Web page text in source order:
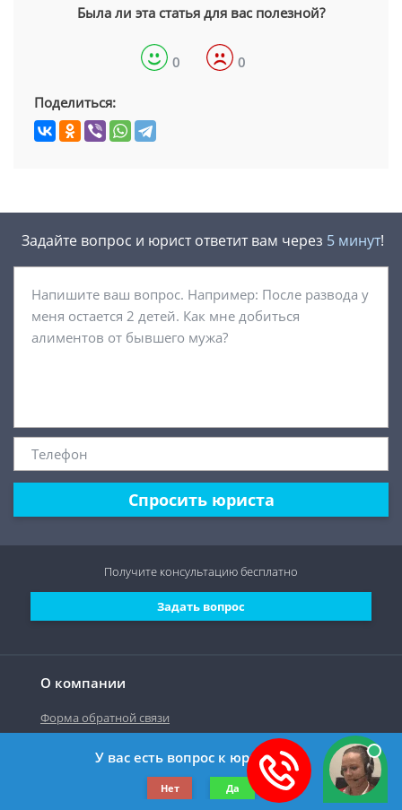
Была ли эта статья для вас полезной?
0 0
Поделиться:
Задайте вопрос и юрист ответит вам через 5 минут!
Спросить юриста
О компании
Форма обратной связи
©2019-2026 Все права защищены.
Задать вопрос
Получите консультациюбесплатно
У вас есть вопрос к юристу?
Нет Да